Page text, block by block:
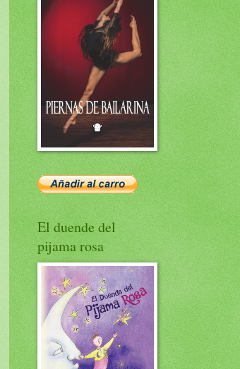
El duende del
pijama rosa